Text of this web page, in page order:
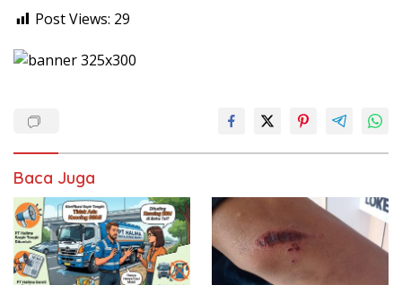
Post Views: 29
Baca Juga